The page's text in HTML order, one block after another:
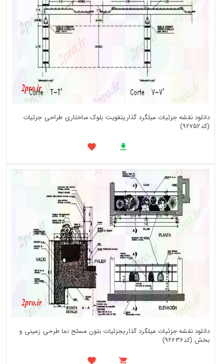
دانلود نقشه جزئیات میلگرد گذاریتقویت بلوک ساختاری طراحی جزئیات
(کد92752)
دانلود نقشه جزئیات میلگرد گذاریجزئیات بتون مسلح نما طرحی زمینی و
بخش (کد92636)